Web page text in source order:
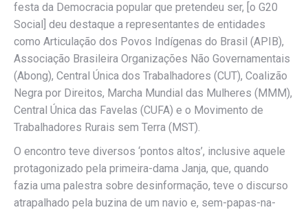
festa da Democracia popular que pretendeu ser, [o G20
Social] deu destaque a representantes de entidades
como Articulação dos Povos Indígenas do Brasil (APIB),
Associação Brasileira Organizações Não Governamentais
(Abong), Central Única dos Trabalhadores (CUT), Coalizão
Negra por Direitos, Marcha Mundial das Mulheres (MMM),
Central Única das Favelas (CUFA) e o Movimento de
Trabalhadores Rurais sem Terra (MST).
O encontro teve diversos ‘pontos altos’, inclusive aquele
protagonizado pela primeira-dama Janja, que, quando
fazia uma palestra sobre desinformação, teve o discurso
atrapalhado pela buzina de um navio e, sem-papas-na-